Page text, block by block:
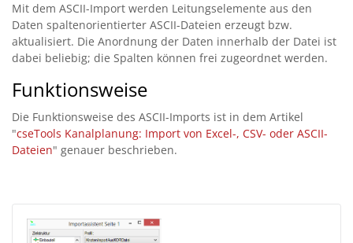
Mit dem ASCII-Import werden Leitungselemente aus den
Daten spaltenorientierter ASCII-Dateien erzeugt bzw.
aktualisiert. Die Anordnung der Daten innerhalb der Datei ist
dabei beliebig; die Spalten können frei zugeordnet werden.
Funktionsweise
Die Funktionsweise des ASCII-Imports ist in dem Artikel
"cseTools Kanalplanung: Import von Excel-, CSV- oder ASCII-
Dateien" genauer beschrieben.